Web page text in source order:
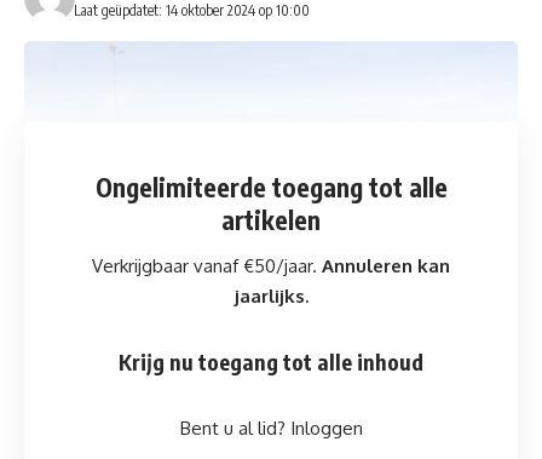
Laat geüpdatet: 14 oktober 2024 op 10:00
Ongelimiteerde toegangtot alle
artikelen
Verkrijgbaar vanaf €50/jaar. Annuleren kan
jaarlijks.
Krijg nu toegang tot alle inhoud
Bent u al lid? Inloggen